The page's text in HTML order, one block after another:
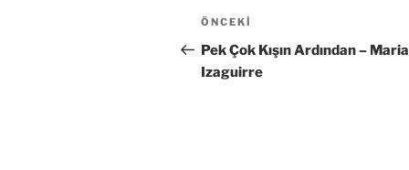
Yazı
gezinmesi
Önceki
Yazı
ÖNCEKI
Pek Çok Kışın Ardından –
Izaguirre